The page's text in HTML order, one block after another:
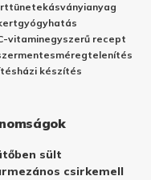
tünetekásványianyag
gyógyhatás
vitaminegyszerű recept
méregtelenítés
házi készítés
sült
csirkemell